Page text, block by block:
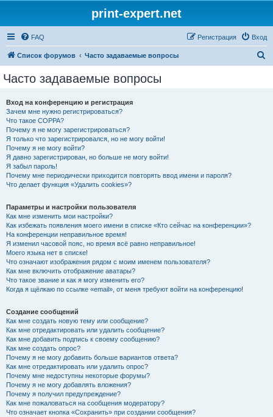
print-expert.net
FAQ Вход
Регистрация
Список форумов Часто задаваемые вопросы
Часто задаваемые вопросы
Вход на конференцию и регистрация
Зачем мне нужно регистрироваться?
Что такое COPPA?
Почему я не могу зарегистрироваться?
Я только что зарегистрировался, но не могу войти!
Почему я не могу войти?
Я давно зарегистрирован, но больше не могу войти!
Я забыл пароль!
Почему мне периодически приходится повторять ввод имени и пароля?
Что делает функция «Удалить cookies»?
Параметры и настройки пользователя
Как мне изменить мои настройки?
Как избежать появления моего имени в списке «Кто сейчас на конференции»?
На конференции неправильное время!
Я изменил часовой пояс, но время всё равно неправильное!
Моего языка нет в списке!
Что означают изображения рядом с моим именем пользователя?
Как мне включить отображение аватары?
Что такое звание и как я могу изменить его?
Когда я щёлкаю по ссылке «email», от меня требуют войти на конференцию!
Создание сообщений
Как мне создать новую тему или сообщение?
Как мне отредактировать или удалить сообщение?
Как мне добавить подпись к своему сообщению?
Как мне создать опрос?
Почему я не могу добавить больше вариантов ответа?
Как мне отредактировать или удалить опрос?
Почему мне недоступны некоторые форумы?
Почему я не могу добавлять вложения?
Почему я получил предупреждение?
Как мне пожаловаться на сообщения модератору?
Что означает кнопка «Сохранить» при создании сообщения?